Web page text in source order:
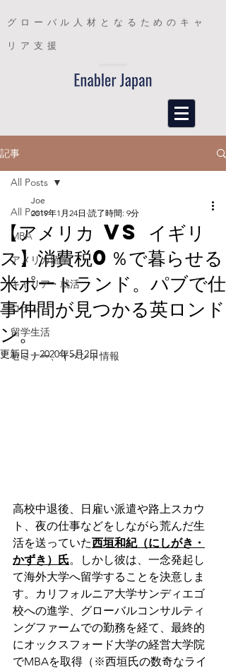
グローバル人材となるためのキャ
リア支援
記事
All Posts
MBA
アメリカ留学
キャリア・就活
コラム
留学生活
セミナー、イベント情報
All Posts
【アメリカ vs イギリ
ス】消費税0％で暮らせる
米ポートランド。パブで仕
事仲間が見つかる英ロンド
ン。
Joe
2019年1月24日 読了時間: 9分
更新日：2020年5月2日
高校中退後、日雇い派遣や路上スカウ
ト、夜の仕事などをしながら荒んだ生
活を送っていた西垣和紀（にしがき・
かずき）氏。しかし彼は、一念発起し
て海外大学へ留学することを決意しま
す。カリフォルニア大学サンディエゴ
校への進学、グローバルコンサルティ
ングファームでの勤務を経て、最終的
にオックスフォード大学の経営大学院
でMBAを取得（※西垣氏の数奇なライ